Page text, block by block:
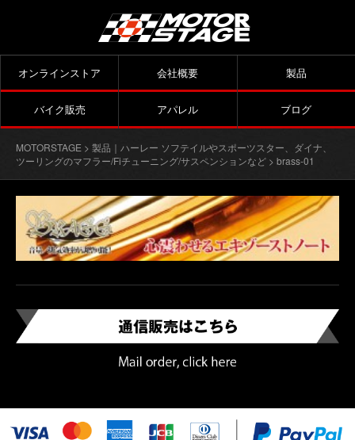
オンラインストア 会社概要 製品
バイク販売 アパレル ブログ
MOTORSTAGE > 製品｜ハーレー ソフテイルやスポーツスター、ダイナ、
ツーリングのマフラー/Fiチューニング/サスペンションなど > brass-01